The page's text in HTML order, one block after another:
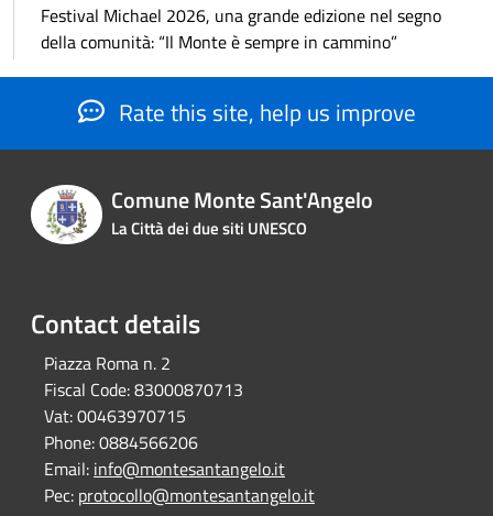
Festival Michael 2026, una grande edizione nel segno
della comunità: “Il Monte è sempre in cammino”
Rate this site, help us improve
Comune Monte Sant'Angelo
La Città dei due siti UNESCO
Contact details
Piazza Roma n. 2
Fiscal Code:83000870713
Vat:00463970715
Phone:0884566206
Email: info@montesantangelo.it
Pec: protocollo@montesantangelo.it